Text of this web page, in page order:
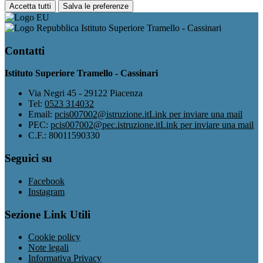
Accetta tutti Salva le preferenze
Istituto Superiore Tramello - Cassinari
Contatti
Istituto Superiore Tramello - Cassinari
Via Negri 45 - 29122 Piacenza
Tel: 0523 314032
Email: pcis007002@istruzione.itLink per inviare una mail
PEC: pcis007002@pec.istruzione.itLink per inviare una mail
C.F.: 80011590330
Seguici su
Facebook
Instagram
Sezione Link Utili
Cookie policy
Note legali
Informativa Privacy